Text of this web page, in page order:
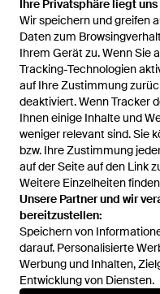
Ihre Privatsphäre liegt uns
Wir speichern und greifen
Daten zum
Ihrem Gerät zu. Wenn Sie
Tracking-Technologien
auf Ihre Zustimmung
deaktiviert. Wenn Tracker
Ihnen einige Inhalte und
weniger relevant sind. Sie
bzw. Ihre Zustimmung
auf der Seite auf den Link
Weitere Einzelheiten
Unsere Partner und wir
bereitzustellen:
Speichern von
darauf. Personalisierte
Werbung und Inhalten,
Entwicklung von Diensten.
Startseite Herren Kurze
Twill in Regular Fit
Hilfe und